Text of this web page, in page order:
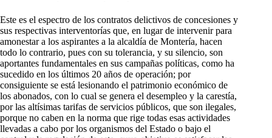
Este es el espectro de los contratos delictivos de concesiones y
sus respectivas interventorías que, en lugar de intervenir para
amonestar a los aspirantes a la alcaldía de Montería, hacen
todo lo contrario, pues con su tolerancia, y su silencio, son
aportantes fundamentales en sus campañas políticas, como ha
sucedido en los últimos 20 años de operación; por
consiguiente se está lesionando el patrimonio económico de
los abonados, con lo cual se genera el desempleo y la carestía,
por las altísimas tarifas de servicios públicos, que son ilegales,
porque no caben en la norma que rige todas esas actividades
llevadas a cabo por los organismos del Estado o bajo el